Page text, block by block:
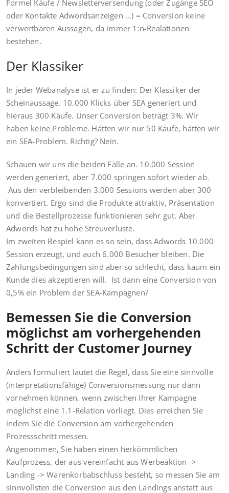
Formel Käufe / Newsletterversendung (oder Zugänge SEO
oder Kontakte Adwordsanzeigen …) = Conversion keine
verwertbaren Aussagen, da immer 1:n-Realationen
bestehen.
Der Klassiker
In jeder Webanalyse ist er zu finden: Der Klassiker der
Scheinaussage. 10.000 Klicks über SEA generiert und
hieraus 300 Käufe. Unser Conversion beträgt 3%. Wir
haben keine Probleme. Hätten wir nur 50 Käufe, hätten wir
ein SEA-Problem. Richtig? Nein.
Schauen wir uns die beiden Fälle an. 10.000 Session
werden generiert, aber 7.000 springen sofort wieder ab.
Aus den verbleibenden 3.000 Sessions werden aber 300
konvertiert. Ergo sind die Produkte attraktiv, Präsentation
und die Bestellprozesse funktionieren sehr gut. Aber
Adwords hat zu hohe Streuverluste.
Im zweiten Bespiel kann es so sein, dass Adwords 10.000
Session erzeugt, und auch 6.000 Besucher bleiben. Die
Zahlungsbedingungen sind aber so schlecht, dass kaum ein
Kunde dies akzeptieren will. Ist dann eine Conversion von
0,5% ein Problem der SEA-Kampagnen?
Bemessen Sie die Conversion
möglichst am vorhergehenden
Schritt der Customer Journey
Anders formuliert lautet die Regel, dass Sie eine sinnvolle
(interpretationsfähige) Conversionsmessung nur dann
vornehmen können, wenn zwischen Ihrer Kampagne
möglichst eine 1.1-Relation vorliegt. Dies erreichen Sie
indem Sie die Conversion am vorhergehenden
Prozessschritt messen.
Angenommen, Sie haben einen herkömmlichen
Kaufprozess, der aus vereinfacht aus Werbeaktion ->
Landing -> Warenkorbabschluss besteht, so messen Sie am
sinnvollsten die Conversion aus den Landings anstatt aus